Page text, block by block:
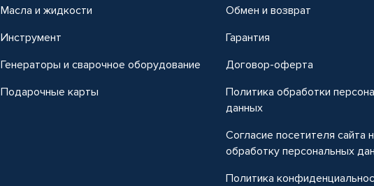
Масла и жидкости
Инструмент
Генераторы и сварочное оборудование
Подарочные карты
Обмен и возврат
Гарантия
Договор-оферта
Политика обработки
данных
Согласие посетителя сайта
обработку персональных
Политика